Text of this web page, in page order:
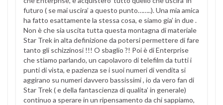
futuro ( se mai uscira’ a questo punto……..). Una mia amica
ha fatto esattamente la stessa cosa, e siamo gia’ in due .
Non è che sia uscita tutta questa montagna di materiale
Star Trek in alta definizione da potersi permettere di fare
tanto gli schizzinosi !!! O sbaglio ?! Poi è di Enterprise
che stiamo parlando, un capolavoro di telefilm da tutti i
punti di vista, e pazienza se i suoi numeri di vendita si
aggirano su numeri davvero bassissimi , io da vero fan di
Star Trek ( e della fantascienza di qualita’ in generale)
continuo a sperare in un ripensamento da chi sappiamo,